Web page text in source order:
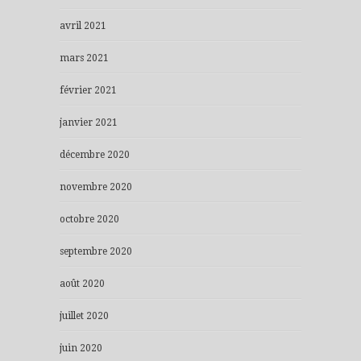
avril 2021
mars 2021
février 2021
janvier 2021
décembre 2020
novembre 2020
octobre 2020
septembre 2020
août 2020
juillet 2020
juin 2020